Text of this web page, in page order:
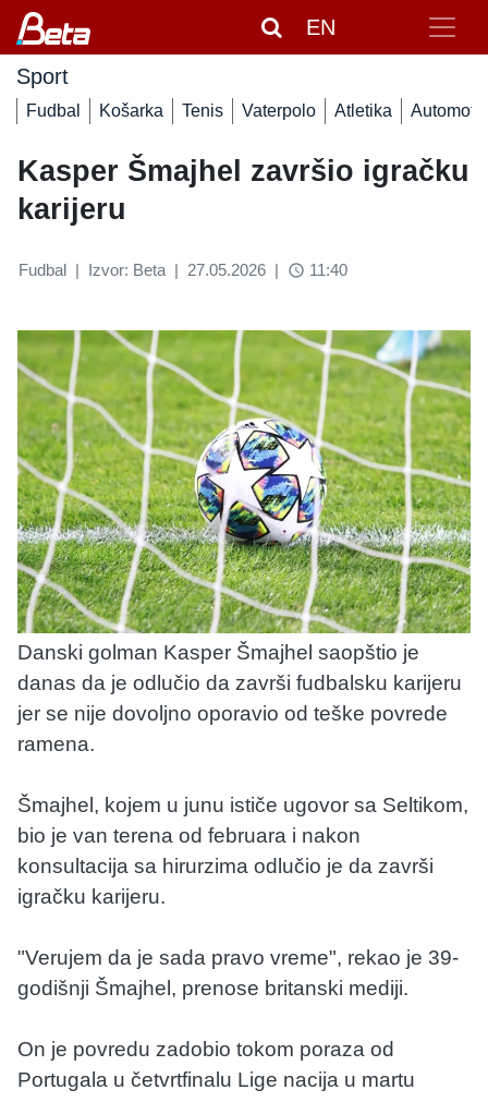
EN
Sport
Fudbal Košarka Tenis Vaterpolo Atletika Automoto
Kasper Šmajhel završio igračku
karijeru
Fudbal | Izvor: Beta | 27.05.2026 | access_time 11:40
Danski golman Kasper Šmajhel saopštio je
danas da je odlučio da završi fudbalsku karijeru
jer se nije dovoljno oporavio od teške povrede
ramena.
Šmajhel, kojem u junu ističe ugovor sa Seltikom,
bio je van terena od februara i nakon
konsultacija sa hirurzima odlučio je da završi
igračku karijeru.
"Verujem da je sada pravo vreme", rekao je 39-
godišnji Šmajhel, prenose britanski mediji.
On je povredu zadobio tokom poraza od
Portugala u četvrtfinalu Lige nacija u martu